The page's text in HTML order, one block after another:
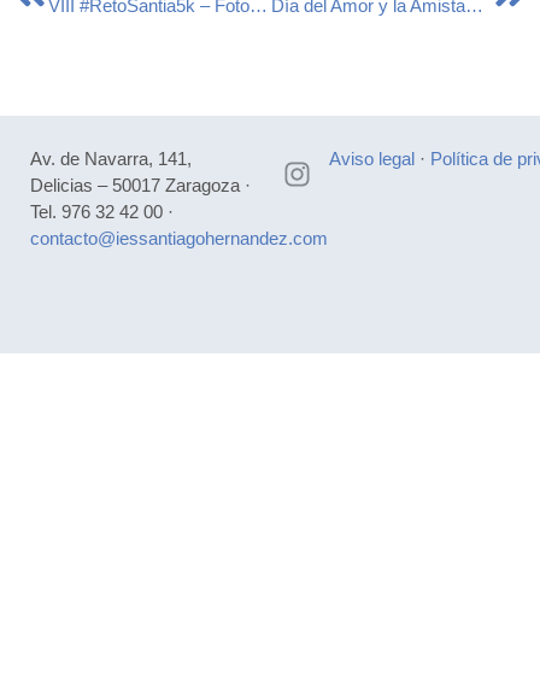
VIII #RetoSantia5k – Fotografías Día del Amor y la Amistad 2025
Av. de Navarra, 141,
Delicias – 50017 Zaragoza ·
Tel. 976 32 42 00 ·
contacto@iessantiagohernandez.com
Aviso legal· Política de